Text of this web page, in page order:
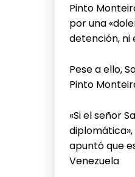
Pinto
por una
detención, ni
Pese a ello,
Pinto
«Si el señor
diplomática»,
apuntó que
Venezuela